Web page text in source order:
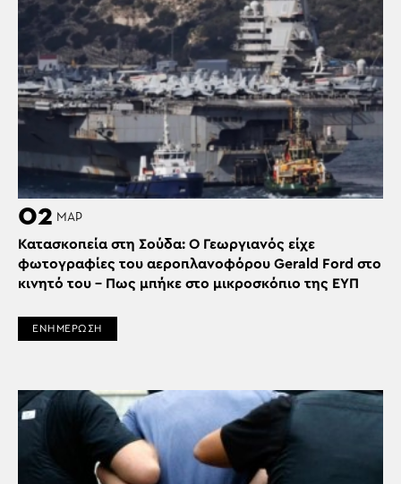
02 ΜΑΡ
Κατασκοπεία στη Σούδα: Ο Γεωργιανός είχε
φωτογραφίες του αεροπλανοφόρου Gerald Ford στο
κινητό του – Πως μπήκε στο μικροσκόπιο της ΕΥΠ
ΕΝΗΜΕΡΩΣΗ